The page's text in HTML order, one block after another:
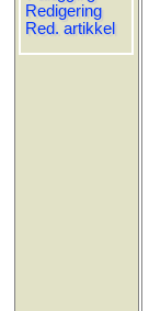
Redigering
Red. artikkel